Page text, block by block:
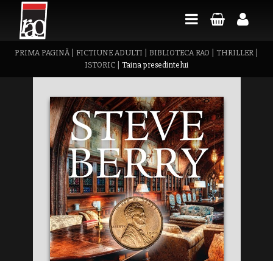
PRIMA PAGINĂ| FICTIUNE ADULTI BIBLIOTECA RAO THRILLER
ISTORIC
Taina presedintelui